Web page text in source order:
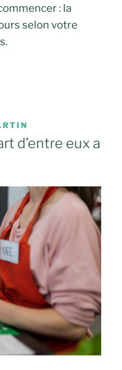
: la
selon votre
d’entre eux a